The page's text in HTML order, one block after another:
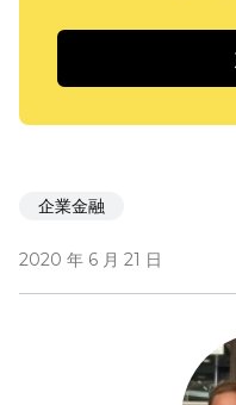
企業金融
2020 年 6 月 21 日